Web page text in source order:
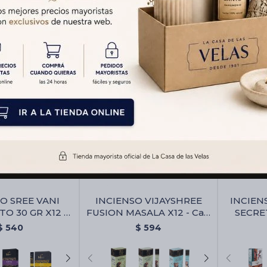
SREE VANI
30 GR X12 -
540
INCIENSO VIJAYSHREE
FUSION MASALA X12 - Caja
Surtida
$ 594
CAJA